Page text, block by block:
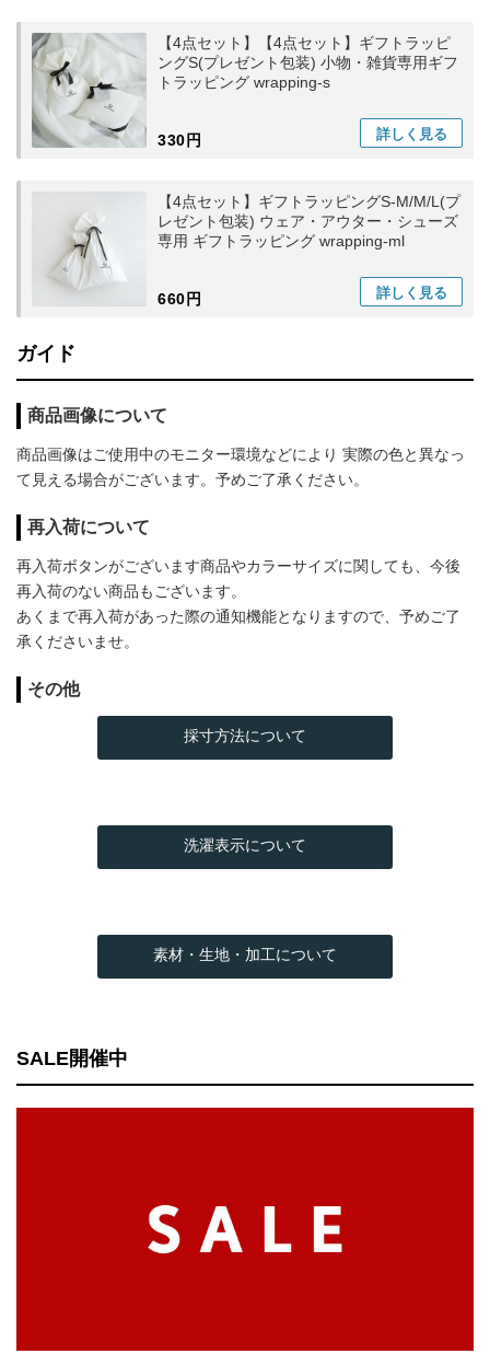
【4点セット】【4点セット】ギフトラッピ
ングS(プレゼント包装) 小物・雑貨専用ギフ
トラッピング wrapping-s
330円 詳しく 見る
【4点セット】ギフトラッピングS-M/M/L(プ
レゼント包装) ウェア・アウター・シューズ
専用 ギフトラッピング wrapping-ml
660円 詳しく 見る
ガイド
商品画像について
商品画像はご使用中のモニター環境などにより 実際の色と異なっ
て見える場合がございます。予めご了承ください。
再入荷について
再入荷ボタンがございます商品やカラーサイズに関しても、今後
再入荷のない商品もございます。
あくまで再入荷があった際の通知機能となりますので、予めご了
承くださいませ。
その他
採寸方法について
洗濯表示について
素材・生地・加工について
SALE開催中